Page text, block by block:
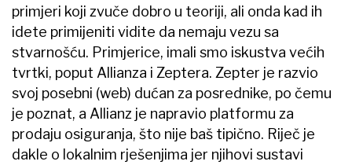
primjeri koji zvuče dobro u teoriji, ali onda kad ih
idete primijeniti vidite da nemaju vezu sa
stvarnošću. Primjerice, imali smo iskustva većih
tvrtki, poput Allianza i Zeptera. Zepter je razvio
svoj posebni (web) dućan za posrednike, po čemu
je poznat, a Allianz je napravio platformu za
prodaju osiguranja, što nije baš tipično. Riječ je
dakle o lokalnim rješenjima jer njihovi sustavi